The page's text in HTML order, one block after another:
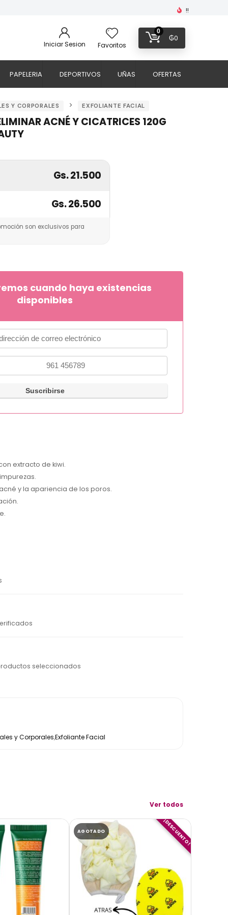
!!
Iniciar Sesion Favoritos
0
₲0
PAPELERIA DEPORTIVOS UÑAS OFERTAS
Y CORPORALES EXFOLIANTE FACIAL
ACNÉ Y CICATRICES 120G
Gs. 21.500
Gs. 26.500
son exclusivos para
cuando haya existencias
disponibles
extracto de kiwi.
y la apariencia de los poros.
seleccionados
y Corporales,Exfoliante Facial
Ver todos
AGOTADO ¡DESCUENTO!